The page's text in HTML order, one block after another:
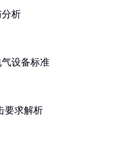
析
设备标准
要求解析